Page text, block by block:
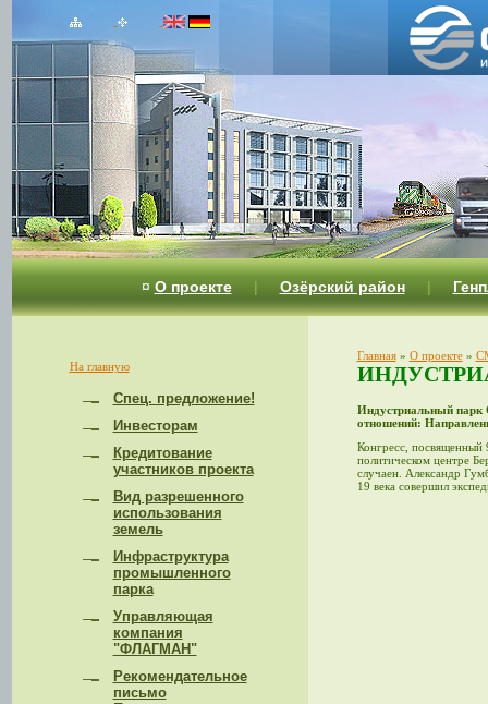
¤ О проекте | Озёрский район |
На главную
Спец. предложение!
Инвесторам
Кредитование
участников проекта
Вид разрешенного
использования
земель
Инфраструктура
промышленного
парка
Управляющая
компания
"ФЛАГМАН"
Рекомендательное
письмо
Главная» О проекте»
Индустриальный парк
отношений:
Конгресс, посвященный
политическом центре
случаен. Александр
19 века совершил